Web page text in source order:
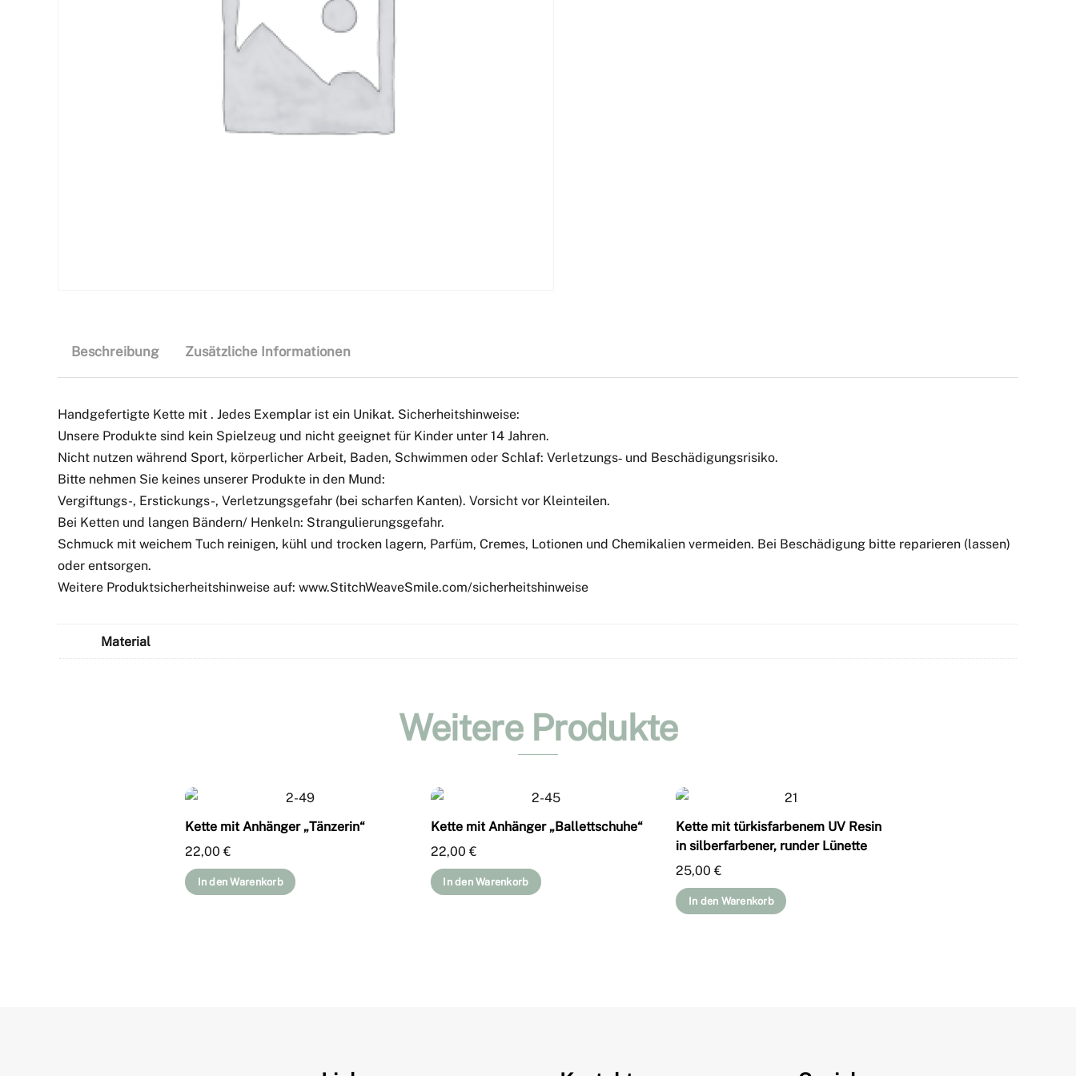
Beschreibung Zusätzliche Informationen
Handgefertigte Kette mit . Jedes Exemplar ist ein Unikat. Sicherheitshinweise:
Unsere Produkte sind kein Spielzeug und nicht geeignet für Kinder unter 14 Jahren.
Nicht nutzen während Sport, körperlicher Arbeit, Baden, Schwimmen oder Schlaf: Verletzungs‑ und Beschädigungsrisiko.
Bitte nehmen Sie keines unserer Produkte in den Mund:
Vergiftungs-, Erstickungs-, Verletzungsgefahr (bei scharfen Kanten). Vorsicht vor Kleinteilen.
Bei Ketten und langen Bändern/ Henkeln: Strangulierungsgefahr.
Schmuck mit weichem Tuch reinigen, kühl und trocken lagern, Parfüm, Cremes, Lotionen und Chemikalien vermeiden. Bei Beschädigung bitte reparieren (lassen)
oder entsorgen.
Weitere Produktsicherheitshinweise auf: www.StitchWeaveSmile.com/sicherheitshinweise
Material
Weitere Produkte
Kette mit Anhänger „Tänzerin“
22,00€
In den Warenkorb
Kette mit Anhänger „Ballettschuhe“
22,00€
In den Warenkorb
Kette mit türkisfarbenem UV Resin
in silberfarbener, runder Lünette
25,00€
In den Warenkorb